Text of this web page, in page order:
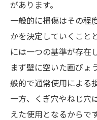
があります。
一般的に損傷はその程
かを決定していくこと
には一つの基準が存在
まず壁に空いた画びょ
般的で通常使用による
一方、くぎ穴やねじ穴
えた使用となるからです